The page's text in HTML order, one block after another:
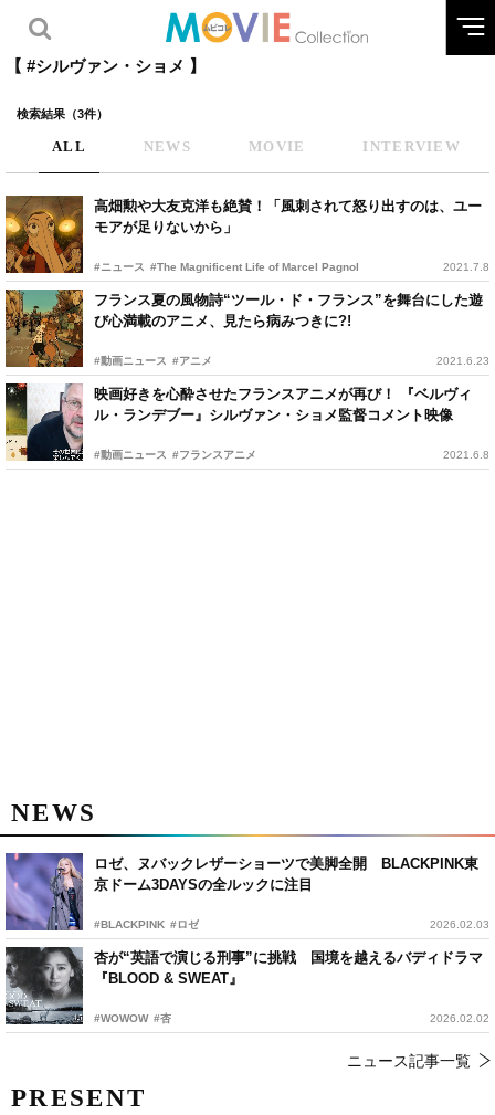
【 #シルヴァン・ショメ 】
検索結果（3件）
ALL NEWS MOVIE INTERVIEW
高畑勲や大友克洋も絶賛！「風刺されて怒り出すのは、ユー
モアが足りないから」
#ニュース #The Magnificent Life of Marcel Pagnol 2021.7.8
フランス夏の風物詩“ツール・ド・フランス”を舞台にした遊
び心満載のアニメ、見たら病みつきに?!
#動画ニュース #アニメ 2021.6.23
映画好きを心酔させたフランスアニメが再び！ 『ベルヴィ
ル・ランデブー』シルヴァン・ショメ監督コメント映像
#動画ニュース #フランスアニメ 2021.6.8
NEWS
ロゼ、ヌバックレザーショーツで美脚全開 BLACKPINK東
京ドーム3DAYSの全ルックに注目
#BLACKPINK #ロゼ 2026.02.03
杏が“英語で演じる刑事”に挑戦 国境を越えるバディドラマ
『BLOOD & SWEAT』
#WOWOW #杏 2026.02.02
ニュース記事一覧
PRESENT